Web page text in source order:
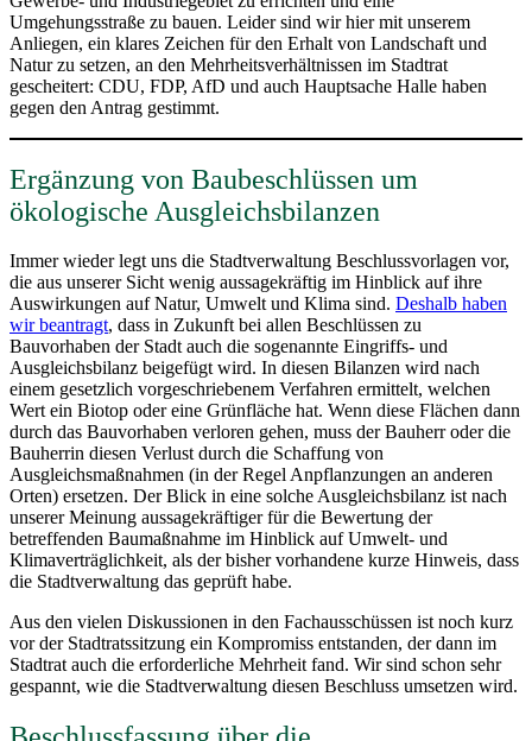
Umgehungsstraße zu bauen. Leider sind wir hier mit unserem
Anliegen, ein klares Zeichen für den Erhalt von Landschaft und
Natur zu setzen, an den Mehrheitsverhältnissen im Stadtrat
gescheitert: CDU, FDP, AfD und auch Hauptsache Halle haben
gegen den Antrag gestimmt.
Ergänzung von Baubeschlüssen um
ökologische Ausgleichsbilanzen
Immer wieder legt uns die Stadtverwaltung Beschlussvorlagen vor,
die aus unserer Sicht wenig aussagekräftig im Hinblick auf ihre
Auswirkungen auf Natur, Umwelt und Klima sind. Deshalb haben
wir beantragt, dass in Zukunft bei allen Beschlüssen zu
Bauvorhaben der Stadt auch die sogenannte Eingriffs- und
Ausgleichsbilanz beigefügt wird. In diesen Bilanzen wird nach
einem gesetzlich vorgeschriebenem Verfahren ermittelt, welchen
Wert ein Biotop oder eine Grünfläche hat. Wenn diese Flächen dann
durch das Bauvorhaben verloren gehen, muss der Bauherr oder die
Bauherrin diesen Verlust durch die Schaffung von
Ausgleichsmaßnahmen (in der Regel Anpflanzungen an anderen
Orten) ersetzen. Der Blick in eine solche Ausgleichsbilanz ist nach
unserer Meinung aussagekräftiger für die Bewertung der
betreffenden Baumaßnahme im Hinblick auf Umwelt- und
Klimaverträglichkeit, als der bisher vorhandene kurze Hinweis, dass
die Stadtverwaltung das geprüft habe.
Aus den vielen Diskussionen in den Fachausschüssen ist noch kurz
vor der Stadtratssitzung ein Kompromiss entstanden, der dann im
Stadtrat auch die erforderliche Mehrheit fand. Wir sind schon sehr
gespannt, wie die Stadtverwaltung diesen Beschluss umsetzen wird.